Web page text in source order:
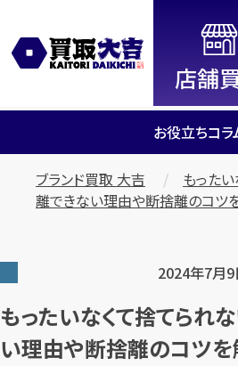
全国2200店舗以上展開中！
信頼
吉」
お役立ちコラ
ブランド買取 大吉
もった
離できない理由や断捨離のコツ
2024年7月
もったいなくて捨てられ
い理由や断捨離のコツ